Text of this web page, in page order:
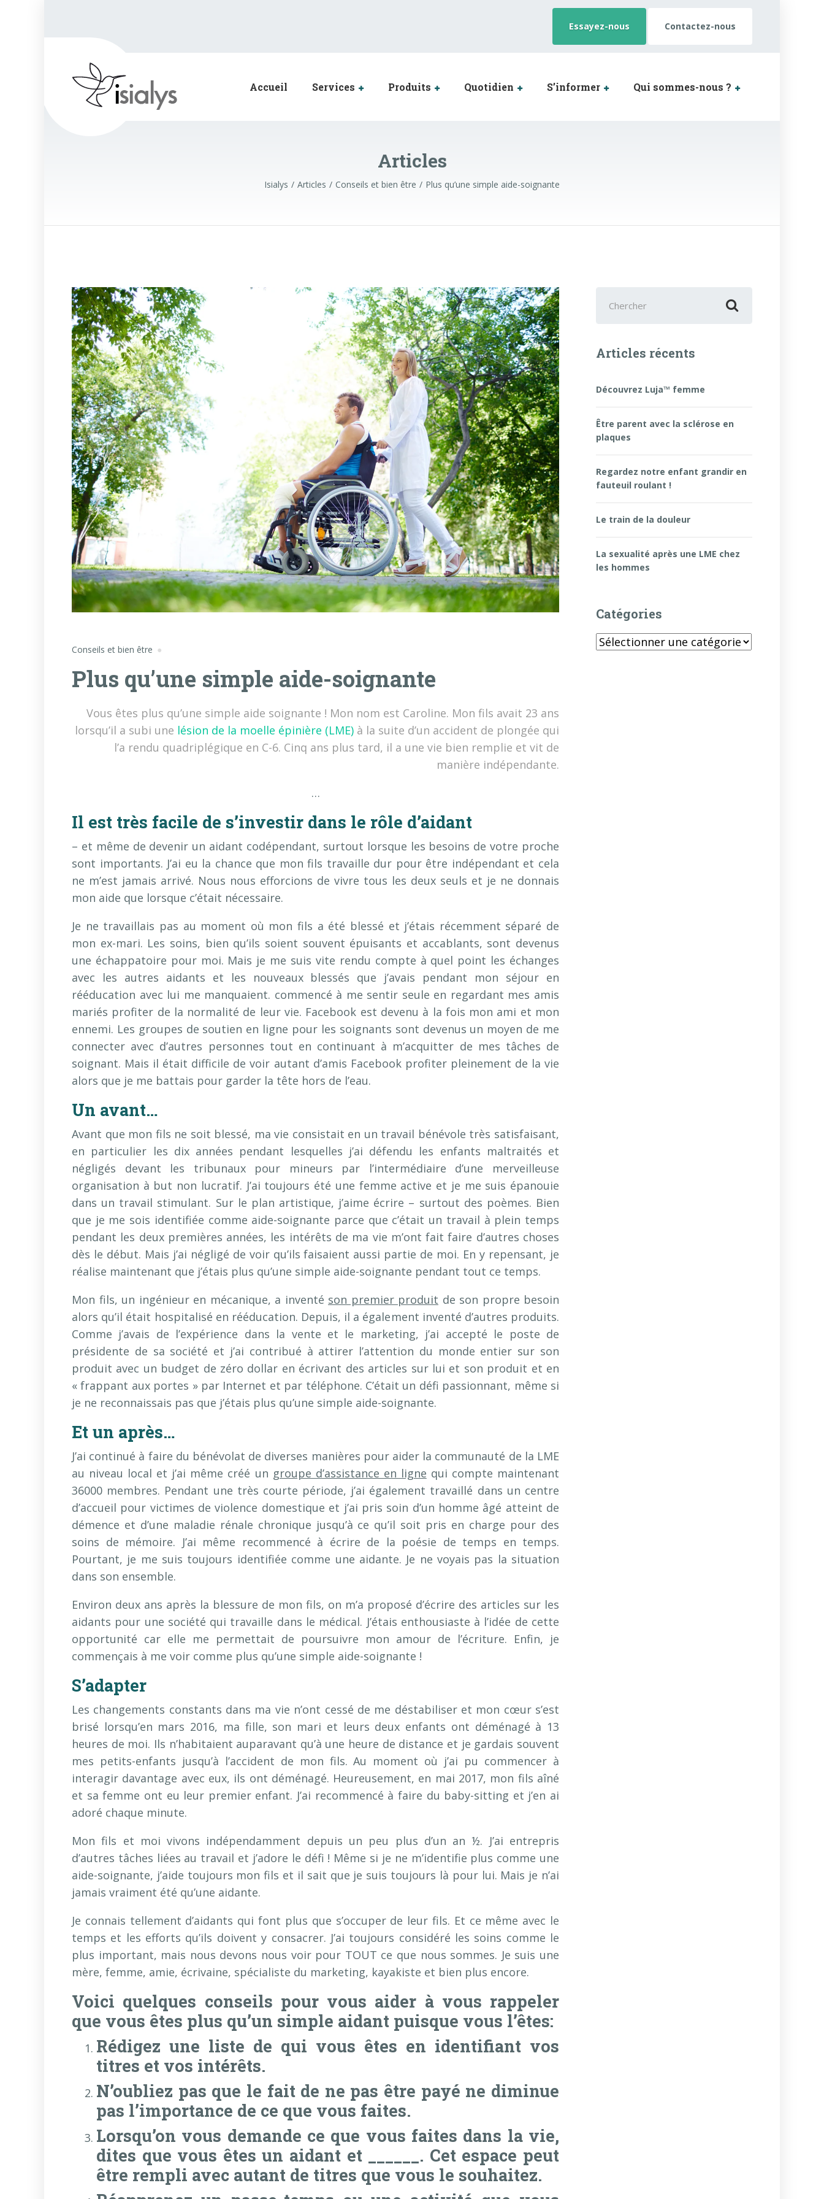
Essayez-nous Contactez-nous
Accueil Services Produits Quotidien S’informer Qui sommes-nous ?
Articles
Isialys Articles Conseils et bien être Plus qu’une simple aide-soignante
Conseils et bien être
Plus qu’une simple aide-soignante
Vous êtes plus qu’une simple aide soignante ! Mon nom est Caroline. Mon fils avait 23 ans
lorsqu’il a subi une lésion de la moelle épinière (LME) à la suite d’un accident de plongée qui
l’a rendu quadriplégique en C-6. Cinq ans plus tard, il a une vie bien remplie et vit de
manière indépendante.
…
Il est très facile de s’investir dans le rôle d’aidant
– et même de devenir un aidant codépendant, surtout lorsque les besoins de votre proche
sont importants. J’ai eu la chance que mon fils travaille dur pour être indépendant et cela
ne m’est jamais arrivé. Nous nous efforcions de vivre tous les deux seuls et je ne donnais
mon aide que lorsque c’était nécessaire.
Je ne travaillais pas au moment où mon fils a été blessé et j’étais récemment séparé de
mon ex-mari. Les soins, bien qu’ils soient souvent épuisants et accablants, sont devenus
une échappatoire pour moi. Mais je me suis vite rendu compte à quel point les échanges
avec les autres aidants et les nouveaux blessés que j’avais pendant mon séjour en
rééducation avec lui me manquaient. commencé à me sentir seule en regardant mes amis
mariés profiter de la normalité de leur vie. Facebook est devenu à la fois mon ami et mon
ennemi. Les groupes de soutien en ligne pour les soignants sont devenus un moyen de me
connecter avec d’autres personnes tout en continuant à m’acquitter de mes tâches de
soignant. Mais il était difficile de voir autant d’amis Facebook profiter pleinement de la vie
alors que je me battais pour garder la tête hors de l’eau.
Un avant…
Avant que mon fils ne soit blessé, ma vie consistait en un travail bénévole très satisfaisant,
en particulier les dix années pendant lesquelles j’ai défendu les enfants maltraités et
négligés devant les tribunaux pour mineurs par l’intermédiaire d’une merveilleuse
organisation à but non lucratif. J’ai toujours été une femme active et je me suis épanouie
dans un travail stimulant. Sur le plan artistique, j’aime écrire – surtout des poèmes. Bien
que je me sois identifiée comme aide-soignante parce que c’était un travail à plein temps
pendant les deux premières années, les intérêts de ma vie m’ont fait faire d’autres choses
dès le début. Mais j’ai négligé de voir qu’ils faisaient aussi partie de moi. En y repensant, je
réalise maintenant que j’étais plus qu’une simple aide-soignante pendant tout ce temps.
Mon fils, un ingénieur en mécanique, a inventé son premier produit de son propre besoin
alors qu’il était hospitalisé en rééducation. Depuis, il a également inventé d’autres produits.
Comme j’avais de l’expérience dans la vente et le marketing, j’ai accepté le poste de
présidente de sa société et j’ai contribué à attirer l’attention du monde entier sur son
produit avec un budget de zéro dollar en écrivant des articles sur lui et son produit et en
« frappant aux portes » par Internet et par téléphone. C’était un défi passionnant, même si
je ne reconnaissais pas que j’étais plus qu’une simple aide-soignante.
Et un après…
J’ai continué à faire du bénévolat de diverses manières pour aider la communauté de la LME
au niveau local et j’ai même créé un groupe d’assistance en ligne qui compte maintenant
36000 membres. Pendant une très courte période, j’ai également travaillé dans un centre
d’accueil pour victimes de violence domestique et j’ai pris soin d’un homme âgé atteint de
démence et d’une maladie rénale chronique jusqu’à ce qu’il soit pris en charge pour des
soins de mémoire. J’ai même recommencé à écrire de la poésie de temps en temps.
Pourtant, je me suis toujours identifiée comme une aidante. Je ne voyais pas la situation
dans son ensemble.
Environ deux ans après la blessure de mon fils, on m’a proposé d’écrire des articles sur les
aidants pour une société qui travaille dans le médical. J’étais enthousiaste à l’idée de cette
opportunité car elle me permettait de poursuivre mon amour de l’écriture. Enfin, je
commençais à me voir comme plus qu’une simple aide-soignante !
S’adapter
Les changements constants dans ma vie n’ont cessé de me déstabiliser et mon cœur s’est
brisé lorsqu’en mars 2016, ma fille, son mari et leurs deux enfants ont déménagé à 13
heures de moi. Ils n’habitaient auparavant qu’à une heure de distance et je gardais souvent
mes petits-enfants jusqu’à l’accident de mon fils. Au moment où j’ai pu commencer à
interagir davantage avec eux, ils ont déménagé. Heureusement, en mai 2017, mon fils aîné
et sa femme ont eu leur premier enfant. J’ai recommencé à faire du baby-sitting et j’en ai
adoré chaque minute.
Mon fils et moi vivons indépendamment depuis un peu plus d’un an ½. J’ai entrepris
d’autres tâches liées au travail et j’adore le défi ! Même si je ne m’identifie plus comme une
aide-soignante, j’aide toujours mon fils et il sait que je suis toujours là pour lui. Mais je n’ai
jamais vraiment été qu’une aidante.
Je connais tellement d’aidants qui font plus que s’occuper de leur fils. Et ce même avec le
temps et les efforts qu’ils doivent y consacrer. J’ai toujours considéré les soins comme le
plus important, mais nous devons nous voir pour TOUT ce que nous sommes. Je suis une
mère, femme, amie, écrivaine, spécialiste du marketing, kayakiste et bien plus encore.
Voici quelques conseils pour vous aider à vous rappeler
que vous êtes plus qu’un simple aidant puisque vous l’êtes:
Rédigez une liste de qui vous êtes en identifiant vos
titres et vos intérêts.
N’oubliez pas que le fait de ne pas être payé ne diminue
pas l’importance de ce que vous faites.
Lorsqu’on vous demande ce que vous faites dans la vie,
dites que vous êtes un aidant et ______. Cet espace peut
être rempli avec autant de titres que vous le souhaitez.
Articles récents
Découvrez Luja™ femme
Être parent avec la sclérose en
plaques
Regardez notre enfant grandir en
fauteuil roulant !
Le train de la douleur
La sexualité après une LME chez
les hommes
Catégories
Catégories